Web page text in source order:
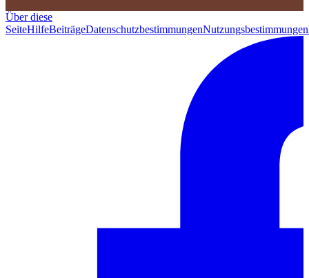
Über diese
SeiteHilfeBeiträgeDatenschutzbestimmungenNutzungsbestimmungen